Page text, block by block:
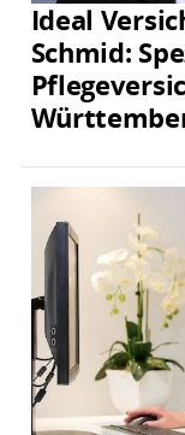
Ideal
Schmid: